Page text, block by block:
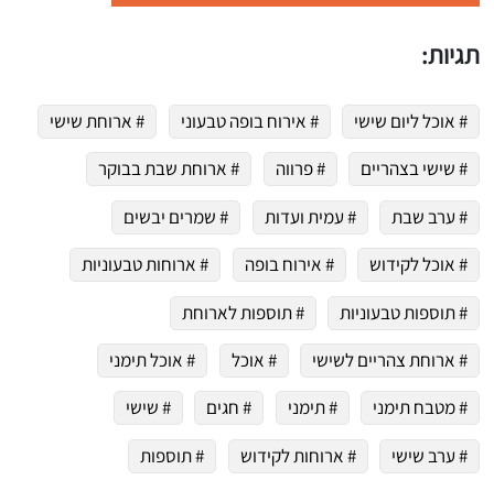
תגיות:
# אוכל ליום שישי # אירוח בופה טבעוני
# ארוחת שישי
# שישי בצהריים
# פרווה
# ארוחת שבת בבוקר
# ערב שבת
# עמית ועדות
# שמרים יבשים
# אוכל לקידוש
# אירוח בופה
# ארוחות טבעוניות
# תוספות טבעוניות
# תוספות לארוחת
# ארוחת צהריים לשישי
# אוכל
# אוכל תימני
# מטבח תימני
# תימני # חגים
# שישי
# ערב שישי
# ארוחות לקידוש
# תוספות